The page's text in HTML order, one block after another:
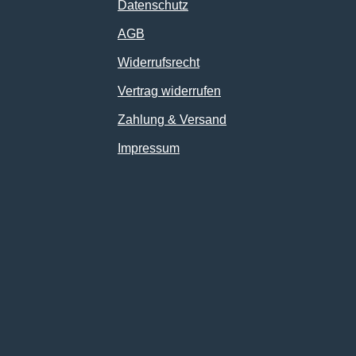
Datenschutz
AGB
Widerrufsrecht
Vertrag widerrufen
Zahlung & Versand
Impressum